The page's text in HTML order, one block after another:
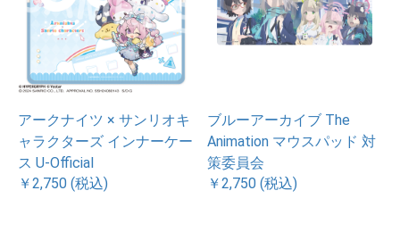
アークナイツ × サンリオキ
ャラクターズ インナーケー
ス U-Official
￥2,750 (税込)
ブルーアーカイブ The
Animation マウスパッド 対
策委員会
￥2,750 (税込)